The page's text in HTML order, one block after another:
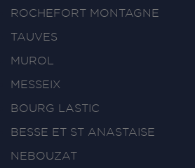
ROCHEFORT MONTAGNE
TAUVES
MUROL
MESSEIX
BOURG LASTIC
BESSE ET ST ANASTAISE
NEBOUZAT